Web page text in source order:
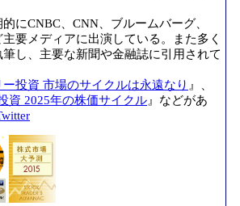
にCNBC、CNN、ブルームバーグ、
要メディアに出演している。また多く
し、主要な新聞や金融誌に引用されて
ー投資 市場のサイクルは永遠なり 』、
資 2025年の株価サイクル 』などがあ